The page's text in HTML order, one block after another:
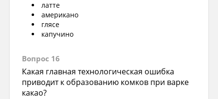
латте
американо
глясе
капучино
Вопрос 16
Какая главная технологическая ошибка
приводит к образованию комков при варке
какао?